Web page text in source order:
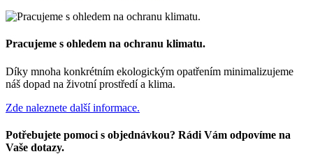
Pracujeme s ohledem na ochranu klimatu.
Díky mnoha konkrétním ekologickým opatřením minimalizujeme
náš dopad na životní prostředí a klima.
Zde naleznete další informace.
Potřebujete pomoci s objednávkou? Rádi Vám odpovíme na
Vaše dotazy.